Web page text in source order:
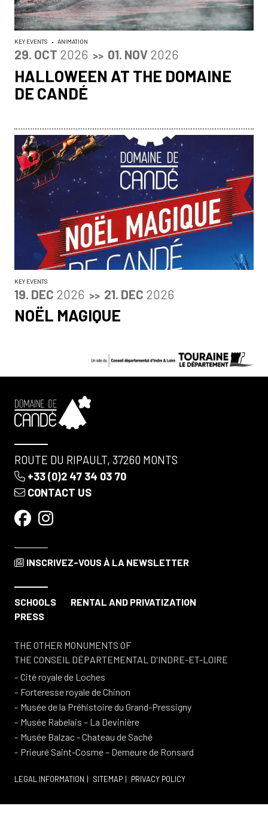
KEY EVENTS • ANIMATION
DU
29. OCTOBER
OCT 2026 >> AU
01. NOVEMBER
NOV 2026
HALLOWEEN AT THE DOMAINE
DE CANDÉ
KEY EVENTS
DU
19. DECEMBER
DEC 2026 >> AU
21. DECEMBER
DEC 2026
NOËL MAGIQUE
ROUTE DU RIPAULT, 37260 MONTS
+33 (0)2 47 34 03 70
CONTACT US
INSCRIVEZ-VOUSÀ LA NEWSLETTER
SCHOOLS
RENTAL AND PRIVATIZATION
PRESS
THE OTHER MONUMENTS OF
THE CONSEIL DÉPARTEMENTAL D'INDRE-ET-LOIRE
Cité royale de Loches
Forteresse royale de Chinon
Musée de la Préhistoire du Grand-Pressigny
Musée Rabelais – La Devinière
Musée Balzac - Chateau de Saché
Prieuré Saint-Cosme – Demeure de Ronsard
LEGAL INFORMATION SITEMAP PRIVACY POLICY